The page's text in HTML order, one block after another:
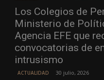
Los Colegios de
Ministerio de
Agencia EFE que
convocatorias de
intrusismo
ACTUALIDAD 30 julio, 2026